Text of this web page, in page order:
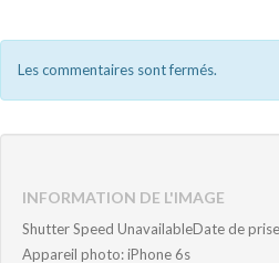
Les commentaires sont fermés.
INFORMATION DE L'IMAGE
Shutter Speed UnavailableDate de
Appareil photo: iPhone 6s